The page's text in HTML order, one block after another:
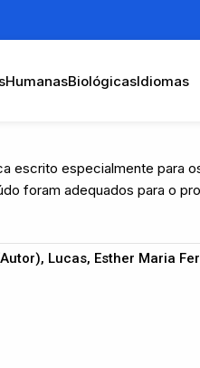
HumanasBiológicasIdiomas
escrito especialmente para
foram adequados para o
Lucas, Esther Maria